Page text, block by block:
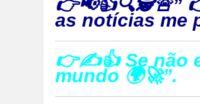
👉📢👍🔍🕵🚨”
as notícias me
👉✍👍 Se não
mundo 🌍🚀”.